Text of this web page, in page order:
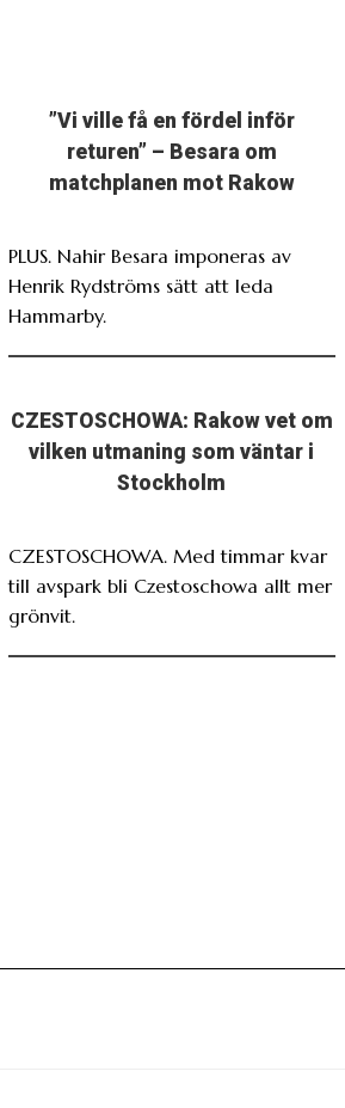
”Vi ville få en fördel inför
returen” – Besara om
matchplanen mot Rakow
PLUS. Nahir Besara imponeras av
Henrik Rydströms sätt att leda
Hammarby.
CZESTOSCHOWA: Rakow vet om
vilken utmaning som väntar i
Stockholm
CZESTOSCHOWA. Med timmar kvar
till avspark bli Czestoschowa allt mer
grönvit.